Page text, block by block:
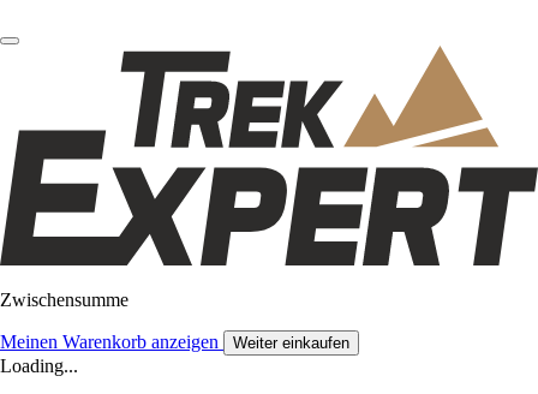
Zwischensumme
Meinen Warenkorb anzeigen Weiter einkaufen
Loading...